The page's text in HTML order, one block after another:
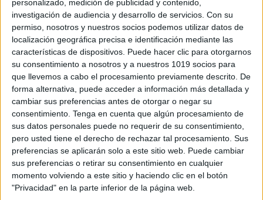
personalizado, medición de publicidad y contenido,
investigación de audiencia y desarrollo de servicios. Con su
permiso, nosotros y nuestros socios podemos utilizar datos de
localización geográfica precisa e identificación mediante las
características de dispositivos. Puede hacer clic para otorgarnos
su consentimiento a nosotros y a nuestros 1019 socios para
que llevemos a cabo el procesamiento previamente descrito. De
forma alternativa, puede acceder a información más detallada y
cambiar sus preferencias antes de otorgar o negar su
consentimiento. Tenga en cuenta que algún procesamiento de
sus datos personales puede no requerir de su consentimiento,
pero usted tiene el derecho de rechazar tal procesamiento. Sus
preferencias se aplicarán solo a este sitio web. Puede cambiar
sus preferencias o retirar su consentimiento en cualquier
momento volviendo a este sitio y haciendo clic en el botón
"Privacidad" en la parte inferior de la página web.
observaciones fromZona Cincuenta
Primarias Federales